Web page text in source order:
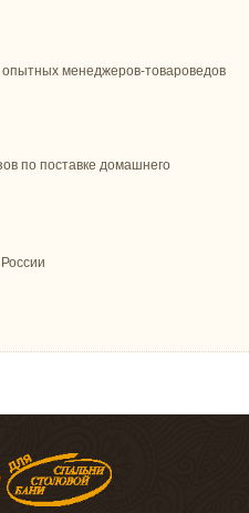
менеджеров-товароведов
по поставке домашнего